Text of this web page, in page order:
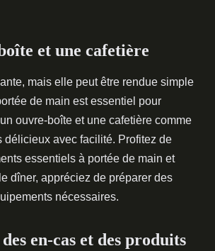
et une cafetière
mais elle peut être rendue simple
de main est essentiel pour
ouvre-boîte et une cafetière comme
avec facilité. Profitez de
essentiels à portée de main et
dîner, appréciez de préparer des
nécessaires.
en-cas et des produits